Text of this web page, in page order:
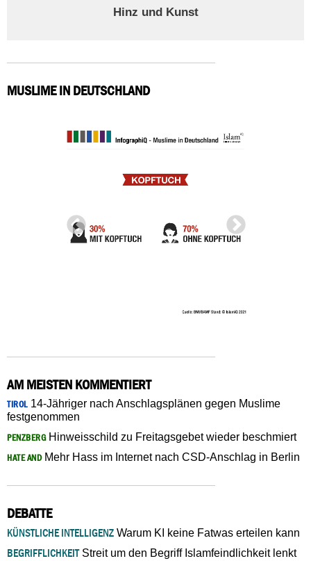
Hinz und Kunst
MUSLIME IN DEUTSCHLAND
AM MEISTEN KOMMENTIERT
TIROL14-Jähriger nach Anschlagsplänen gegen Muslime
festgenommen
PENZBERGHinweisschild zu Freitagsgebet wieder beschmiert
HATE ANDMehr Hass im Internet nach CSD-Anschlag in Berlin
DEBATTE
KÜNSTLICHE INTELLIGENZ Warum KI keine Fatwas erteilen kann
BEGRIFFLICHKEITStreit um den Begriff Islamfeindlichkeit lenkt